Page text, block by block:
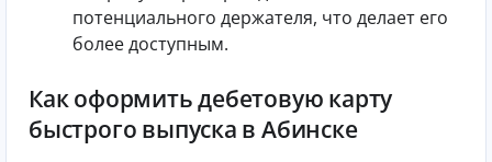
потенциального держателя, что делает его
более доступным.
Как оформить дебетовую карту
быстрого выпуска в Абинске